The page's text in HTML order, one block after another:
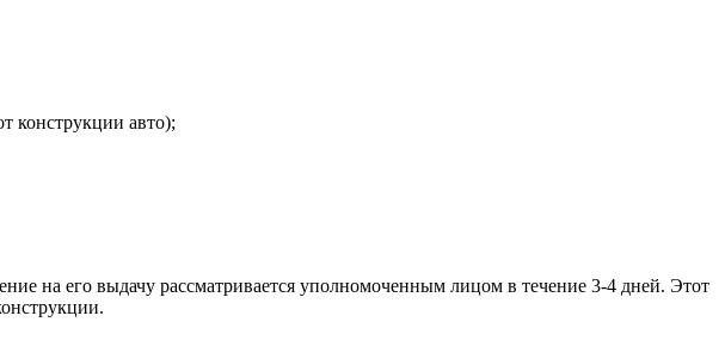
конструкции авто);
на его выдачу рассматривается уполномоченным лицом в течение 3-4 дней. Этот